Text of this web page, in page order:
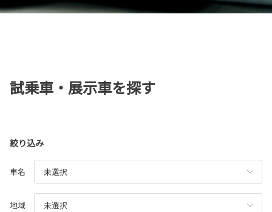
試乗車・展示車を探す
絞り込み
車名
地域